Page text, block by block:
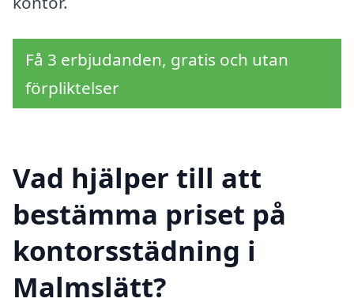
Få 3 erbjudanden, gratis och utan
förpliktelser
Vad hjälper till att
bestämma priset på
kontorsstädning i
Malmslätt?